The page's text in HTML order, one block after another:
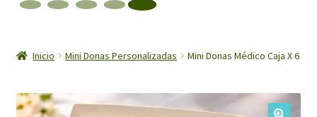
Encuéntranos
Inicio Mini Donas Personalizadas Mini Donas Médico Caja X 6